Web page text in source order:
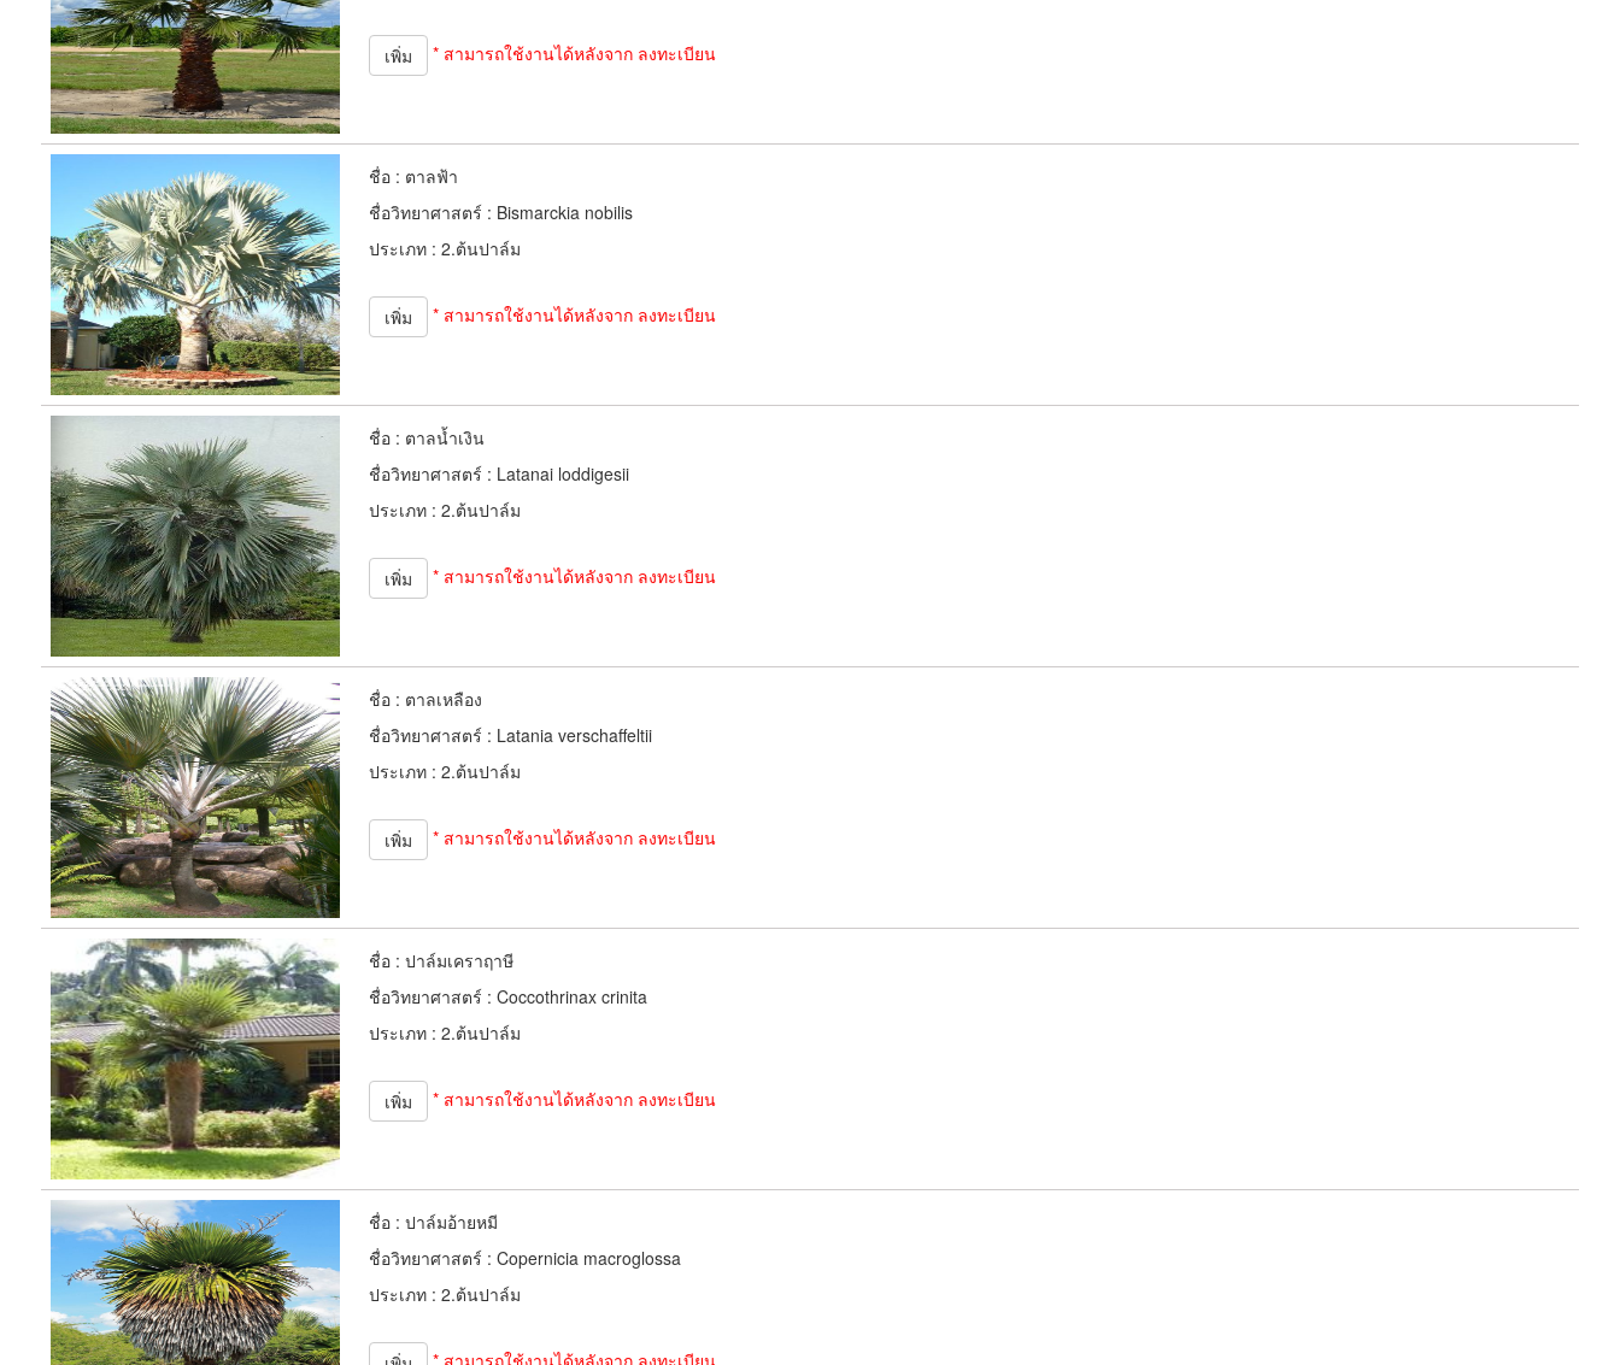
เพิ่ม * สามารถใช้งานได้หลังจาก ลงทะเบียน
ชื่อ : ตาลฟ้า
ชื่อวิทยาศาสตร์ : Bismarckia nobilis
ประเภท : 2.ต้นปาล์ม
เพิ่ม * สามารถใช้งานได้หลังจาก ลงทะเบียน
ชื่อ : ตาลน้ำเงิน
ชื่อวิทยาศาสตร์ : Latanai loddigesii
ประเภท : 2.ต้นปาล์ม
เพิ่ม * สามารถใช้งานได้หลังจาก ลงทะเบียน
ชื่อ : ตาลเหลือง
ชื่อวิทยาศาสตร์ : Latania verschaffeltii
ประเภท : 2.ต้นปาล์ม
เพิ่ม * สามารถใช้งานได้หลังจาก ลงทะเบียน
ชื่อ : ปาล์มเคราฤาษี
ชื่อวิทยาศาสตร์ : Coccothrinax crinita
ประเภท : 2.ต้นปาล์ม
เพิ่ม * สามารถใช้งานได้หลังจาก ลงทะเบียน
ชื่อ : ปาล์มอ้ายหมี
ชื่อวิทยาศาสตร์ : Copernicia macroglossa
ประเภท : 2.ต้นปาล์ม
* สามารถใช้งานได้หลังจาก ลงทะเบียน